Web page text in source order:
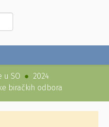
u SO
2024
biračkih odbora